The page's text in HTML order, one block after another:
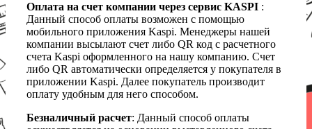
Оплата на счет компании через сервис KASPI :
Данный способ оплаты возможен с помощью
мобильного приложения Kaspi. Менеджеры нашей
компании высылают счет либо QR код с расчетного
счета Kaspi оформленного на нашу компанию. Счет
либо QR автоматически определяется у покупателя в
приложении Kaspi. Далее покупатель производит
оплату удобным для него способом.
Безналичный расчет: Данный способ оплаты